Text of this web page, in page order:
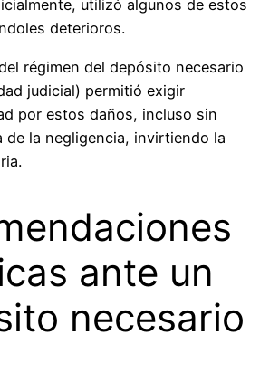
utilizó algunos de estos
deterioros.
régimen del depósito necesario
judicial) permitió exigir
por estos daños, incluso sin
de la negligencia, invirtiendo la
ante un
necesario